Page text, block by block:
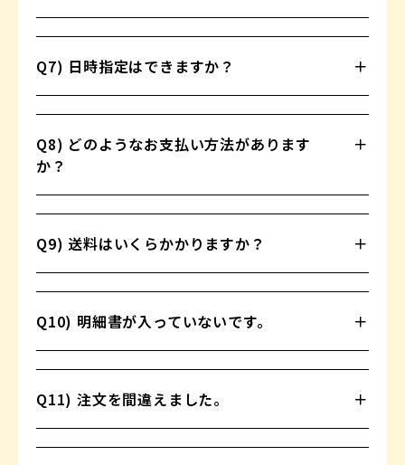
Q7) 日時指定はできますか？
Q8) どのようなお支払い方法があります
か？
Q9) 送料はいくらかかりますか？
Q10) 明細書が入っていないです。
Q11) 注文を間違えました。